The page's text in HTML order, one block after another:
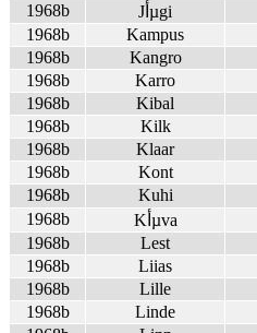
1968b
Jأµgi
1968b
Kampus
1968b
Kangro
1968b
Karro
1968b
Kibal
1968b
Kilk
1968b
Klaar
1968b
Kont
1968b
Kuhi
1968b
Kأµva
1968b
Lest
1968b
Liias
1968b
Lille
1968b
Linde